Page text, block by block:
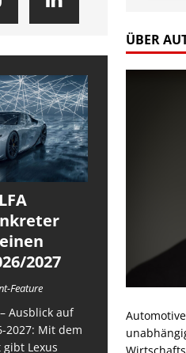
2027
Feature
Ausblick auf
2027: Mit dem
gibt Lexus
ÜBER